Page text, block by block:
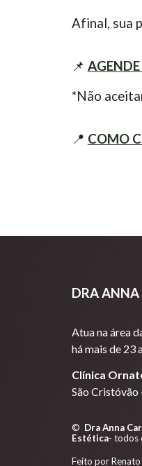
Afinal, sua
📌
*Não
📍 COMO
DRAANNA
Atuana área
há mais de 23
Clínica
São Cristóvão
© Dra Anna
Estética- todos
Feito por Renato